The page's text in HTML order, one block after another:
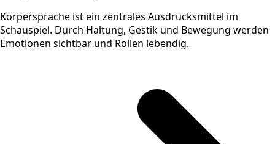
Körpersprache ist ein zentrales Ausdrucksmittel im
Schauspiel. Durch Haltung, Gestik und Bewegung werden
Emotionen sichtbar und Rollen lebendig.